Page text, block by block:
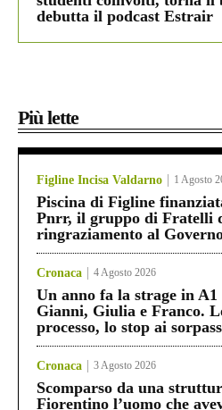
debutta il podcast Estrair
Più lette
Figline Incisa Valdarno 1 Agosto
Piscina di Figline
Pnrr, il gruppo di Fratelli
ringraziamento al
Cronaca 4 Agosto 2026
Un anno fa la strage in
Gianni, Giulia e Franco.
processo, lo stop ai
Cronaca 3 Agosto 2026
Scomparso da una
Fiorentino l’uomo che